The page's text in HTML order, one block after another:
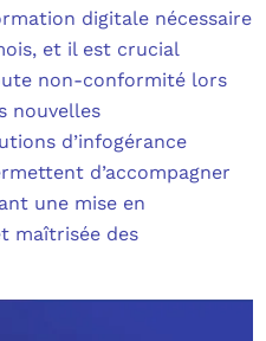
digitale nécessaire
et il est crucial
non-conformité lors
nouvelles
d’infogérance
d’accompagner
une mise en
maîtrisée des